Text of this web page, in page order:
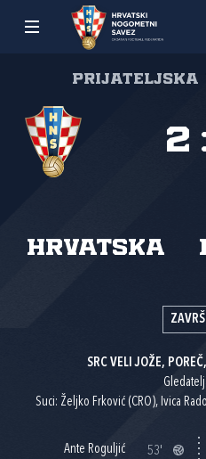
Prijateljska
Hrvatska
2
SRC VELI JOŽE,
Suci: Željko Frković (CRO), Ivica
Ante Roguljić
53'